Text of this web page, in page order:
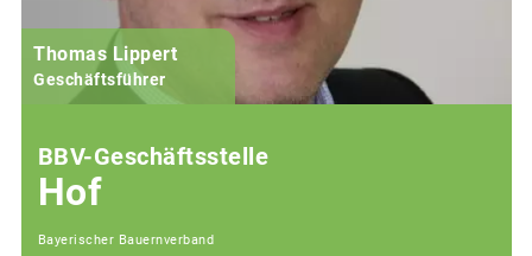
Thomas Lippert
Geschäftsführer
BBV-Geschäftsstelle
Hof
Bayerischer Bauernverband